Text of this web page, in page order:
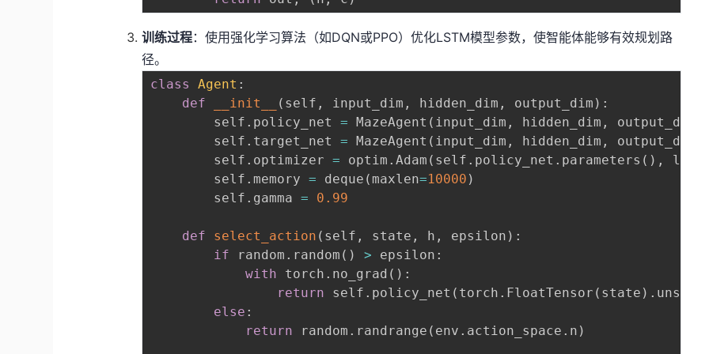
训练过程：使用强化学习算法（如DQN或PPO）优化LSTM模型参数，使智能体能够有效规划路
径。
class Agent :
def
__init__ ( self , input_dim , hidden_dim , output_dim ) :
        self
. policy_net = MazeAgent ( input_dim , hidden_dim , output_dim
        self
. target_net = MazeAgent ( input_dim , hidden_dim , output_dim
        self
. optimizer = optim .Adam ( self . policy_net . parameters ( ) , lr
        self
. memory = deque ( maxlen=10000 )
        self
. gamma = 0.99
def select_action ( self , state , h , epsilon ) :
if random . random ( ) > epsilon :
with torch . no_grad ( ) :
return self . policy_net ( torch . FloatTensor ( state ) .
else :
return random . randrange ( env . action_space . n )